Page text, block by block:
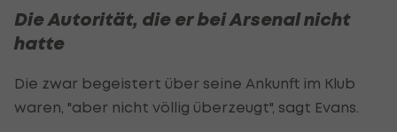
Die Autorität, die er bei Arsenal nicht
hatte
Die zwar begeistert über seine Ankunft im Klub
waren, "aber nicht völlig überzeugt", sagt Evans.